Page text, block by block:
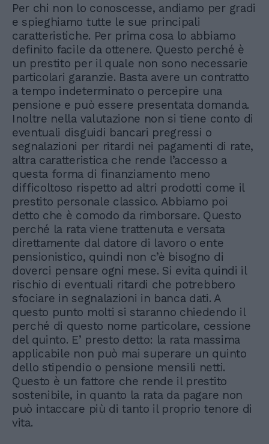
Per chi non lo conoscesse, andiamo per gradi
e spieghiamo tutte le sue principali
caratteristiche. Per prima cosa lo abbiamo
definito facile da ottenere. Questo perché è
un prestito per il quale non sono necessarie
particolari garanzie. Basta avere un contratto
a tempo indeterminato o percepire una
pensione e può essere presentata domanda.
Inoltre nella valutazione non si tiene conto di
eventuali disguidi bancari pregressi o
segnalazioni per ritardi nei pagamenti di rate,
altra caratteristica che rende l’accesso a
questa forma di finanziamento meno
difficoltoso rispetto ad altri prodotti come il
prestito personale classico. Abbiamo poi
detto che è comodo da rimborsare. Questo
perché la rata viene trattenuta e versata
direttamente dal datore di lavoro o ente
pensionistico, quindi non c’è bisogno di
doverci pensare ogni mese. Si evita quindi il
rischio di eventuali ritardi che potrebbero
sfociare in segnalazioni in banca dati. A
questo punto molti si staranno chiedendo il
perché di questo nome particolare, cessione
del quinto. E’ presto detto: la rata massima
applicabile non può mai superare un quinto
dello stipendio o pensione mensili netti.
Questo è un fattore che rende il prestito
sostenibile, in quanto la rata da pagare non
può intaccare più di tanto il proprio tenore di
vita.